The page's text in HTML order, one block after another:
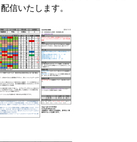
信いたします。